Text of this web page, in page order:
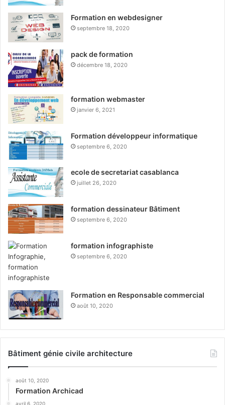
Formation en webdesigner
septembre 18, 2020
pack de formation
décembre 18, 2020
formation webmaster
janvier 6, 2021
Formation développeur informatique
septembre 6, 2020
ecole de secretariat casablanca
juillet 26, 2020
formation dessinateur Bâtiment
septembre 6, 2020
formation infographiste
septembre 6, 2020
Formation en Responsable commercial
août 10, 2020
Bâtiment génie civile architecture
août 10, 2020
Formation Archicad
avril 6, 2020